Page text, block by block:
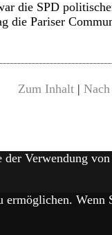
die SPD
die Pariser
Zum Inhalt |
Verwendung
Wenn